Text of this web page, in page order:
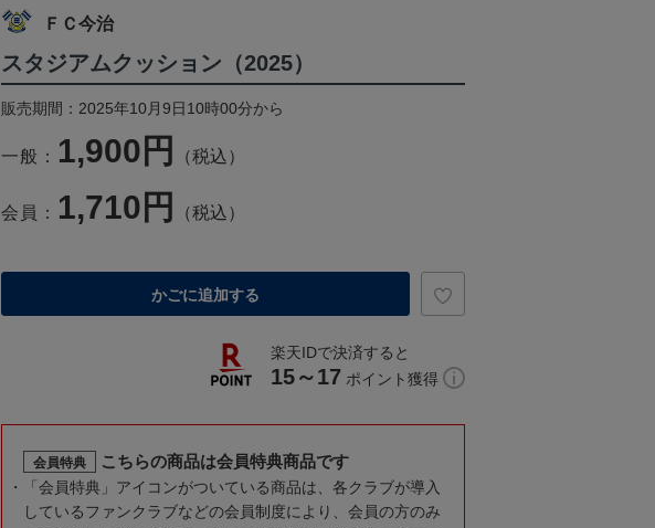
ＦＣ今治
スタジアムクッション（2025）
販売期間：2025年10月9日10時00分から
一般： 1,900円 （税込）
会員： 1,710円 （税込）
かごに追加する
楽天IDで決済すると
15～17 ポイント獲得
会員特典 こちらの商品は会員特典商品です
「会員特典」アイコンがついている商品は、各クラブが導入
しているファンクラブなどの会員制度により、会員の方のみ